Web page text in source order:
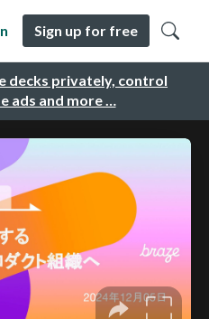
decks privately, control
ads and more …
Sign up for free